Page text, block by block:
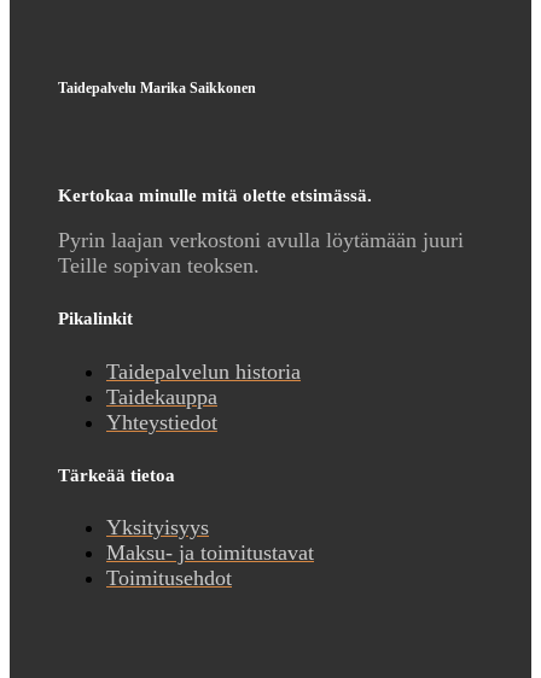
Taidepalvelu Marika Saikkonen
Kertokaa minulle mitä olette etsimässä.
Pyrin laajan verkostoni avulla löytämään juuri
Teille sopivan teoksen.
Pikalinkit
Taidepalvelun historia
Taidekauppa
Yhteystiedot
Tärkeää tietoa
Yksityisyys
Maksu- ja toimitustavat
Toimitusehdot